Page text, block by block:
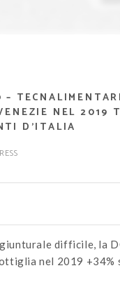
NEL 2019
D’ITALIA
difficile, la
nel 2019 +34%